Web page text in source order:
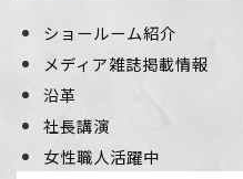
ショールーム紹介
メディア雑誌掲載情報
沿革
社長講演
女性職人活躍中